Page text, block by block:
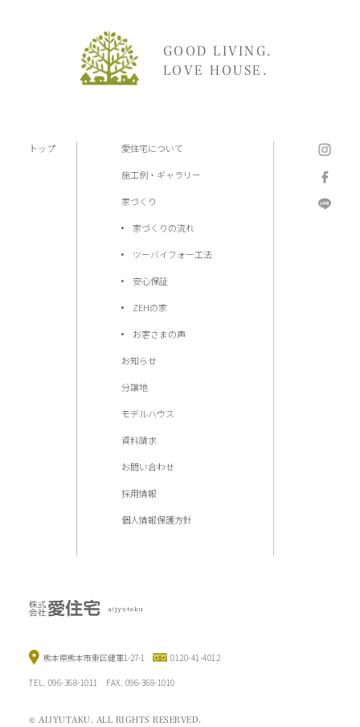
GOOD LIVING.
LOVE HOUSE.
トップ 愛住宅について
施工例・ギャラリー
家づくり
家づくりの流れ
ツーバイフォー工法
安心保証
ZEHの家
お客さまの声
お知らせ
分譲地
モデルハウス
資料請求
お問い合わせ
採用情報
個人情報保護方針
熊本県熊本市東区健軍1-27-1 0120-41-4012
TEL. 096-368-1011 FAX. 096-368-1010
© AIJYUTAKU. ALL RIGHTS RESERVED.